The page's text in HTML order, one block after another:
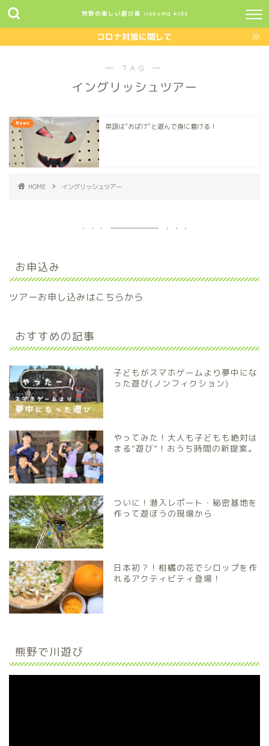
熊野の楽しい遊び場 irokuma kids
コロナ対策に関して
― TAG ―
イングリッシュツアー
News 英語は”おばけ”と遊んで身に着ける！
HOME イングリッシュツアー
お申込み
ツアーお申し込みはこちらから
おすすめの記事
子どもがスマホゲームより夢中にな
った遊び(ノンフィクション)
やってみた！大人も子どもも絶対は
まる”遊び”！おうち時間の新提案。
ついに！潜入レポート・秘密基地を
作って遊ぼうの現場から
日本初？！柑橘の花でシロップを作
れるアクティビティ登場！
熊野で川遊び